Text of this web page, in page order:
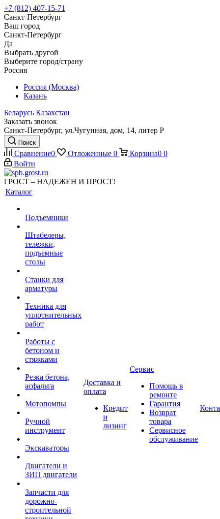
+7 (812) 407-15-71
Санкт-Петербург
Ваш город
Санкт-Петербург
Да
Выбрать другой
Выберите город/страну
Россия
Россия (Москва)
Казань
Беларусь Казахстан
Заказать звонок
Санкт-Петербург, ул.Чугунная, дом, 14, литер Р
Поиск
Сравнение0 Отложенные 0 Корзина0 0
Войти
ГРОСТ – НАДЕЖЕН И ПРОСТ!
Каталог
Подъемники
Штабелеры,
тележки,
подъемные
столы
Станки для
арматуры
Техника для
уплотнительных
работ
Работы с
бетоном и
стяжками
Резка бетона,
асфальта
Мотопомпы
Ручной
инструмент
Экскаваторы
Двигатели и
ЗИП двигатели
Запчасти для
дорожно-
строительной
Доставка и
оплата
Кредит
и
лизинг
Сервис
Помощь в
ремонте
Гарантия
Возврат
товара
Сервисное
обслуживание